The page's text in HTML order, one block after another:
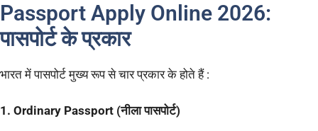
Passport Apply Online 2026:
पासपोर्ट के प्रकार
भारत में पासपोर्ट मुख्य रूप से चार प्रकार के होते हैं :
1. Ordinary Passport (नीला पासपोर्ट)